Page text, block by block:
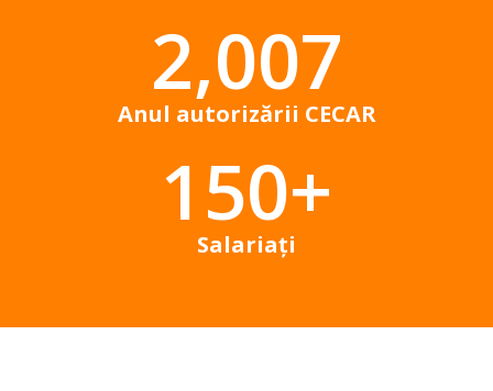
2,007
Anul autorizării CECAR
150+
Salariați